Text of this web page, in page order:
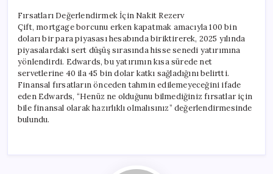
Fırsatları Değerlendirmek İçin Nakit Rezerv
Çift, mortgage borcunu erken kapatmak amacıyla 100 bin
doları bir para piyasası hesabında biriktirerek, 2025 yılında
piyasalardaki sert düşüş sırasında hisse senedi yatırımına
yönlendirdi. Edwards, bu yatırımın kısa sürede net
servetlerine 40 ila 45 bin dolar katkı sağladığını belirtti.
Finansal fırsatların önceden tahmin edilemeyeceğini ifade
eden Edwards, “Henüz ne olduğunu bilmediğiniz fırsatlar için
bile finansal olarak hazırlıklı olmalısınız” değerlendirmesinde
bulundu.